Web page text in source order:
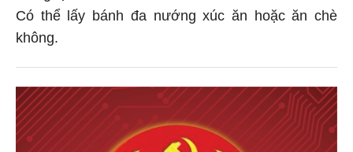
Có thể lấy bánh đa nướng xúc ăn hoặc ăn chè
không.